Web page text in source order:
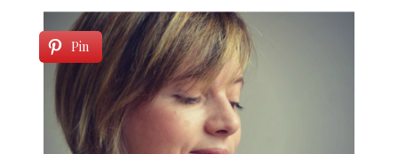
Pin